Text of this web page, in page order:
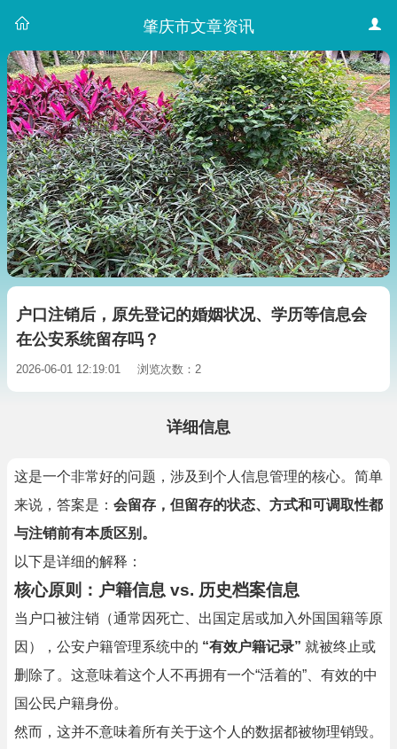
肇庆市文章资讯
户口注销后，原先登记的婚姻状况、学历等信息会
在公安系统留存吗？
2026-06-01 12:19:01 浏览次数：2
详细信息
这是一个非常好的问题，涉及到个人信息管理的核心。简单
来说，答案是： 会留存，但留存的状态、方式和可调取性都
与注销前有本质区别。
以下是详细的解释：
核心原则：户籍信息 vs. 历史档案信息
当户口被注销（通常因死亡、出国定居或加入外国国籍等原
因），公安户籍管理系统中的 “有效户籍记录” 就被终止或
删除了。这意味着这个人不再拥有一个“活着的”、有效的中
国公民户籍身份。
然而，这并不意味着所有关于这个人的数据都被物理销毁。